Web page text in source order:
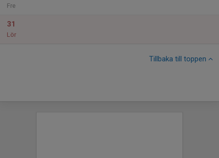
Fre
31
Lör
Tillbaka till toppen